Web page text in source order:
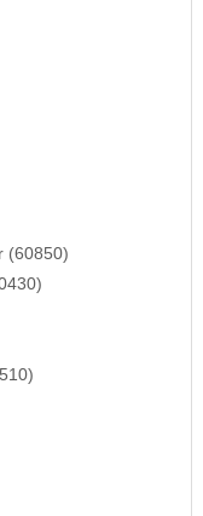
(60850)